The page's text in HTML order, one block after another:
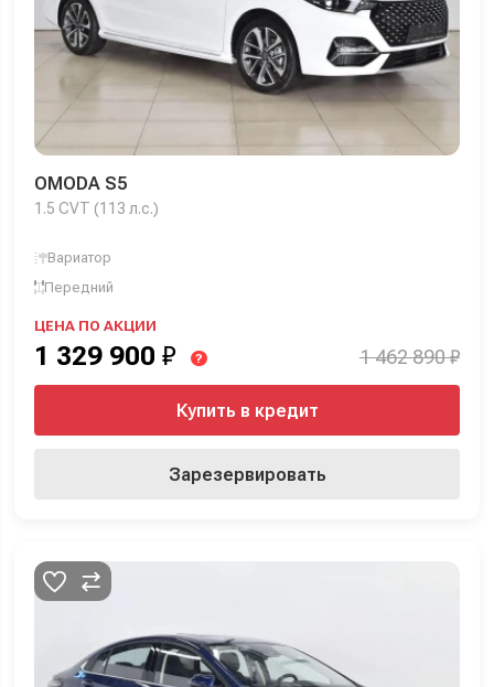
OMODA S5
1.5 CVT (113 л.с.)
Вариатор
Передний
ЦЕНА ПО АКЦИИ
1 329 900 ₽ ? 1 462 890 ₽
Купить в кредит
Зарезервировать